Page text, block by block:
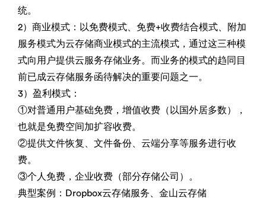
统。
2）商业模式：以免费模式、免费+收费结合模式、附加
服务模式为云存储商业模式的主流模式，通过这三种模
式向用户提供云服务存储业务。而业务的模式的趋同目
前已成云存储服务函待解决的重要问题之一。
3）盈利模式：
①对普通用户基础免费，增值收费（以国外居多数），
也就是免费空间加扩容收费。
②提供文件恢复、文件备份、云端分享等服务进行收
费。
③个人免费，企业收费（部分存储公司）。
典型案例：Dropbox云存储服务、金山云存储